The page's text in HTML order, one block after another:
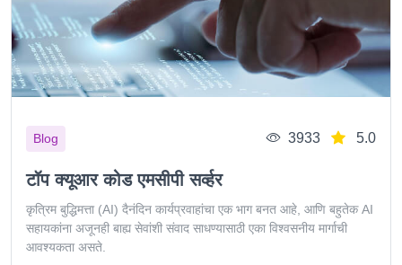
Blog 3933 5.0
टॉप क्यूआर कोड एमसीपी सर्व्हर
कृत्रिम बुद्धिमत्ता (AI) दैनंदिन कार्यप्रवाहांचा एक भाग बनत आहे, आणि बहुतेक AI
सहायकांना अजूनही बाह्य सेवांशी संवाद साधण्यासाठी एका विश्वसनीय मार्गाची
आवश्यकता असते.